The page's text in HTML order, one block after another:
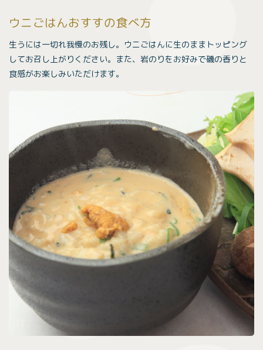
ウニごはんおすすの食べ方
生うには一切れ我慢のお残し。ウニごはんに生のままトッピング
してお召し上がりください。また、岩のりをお好みで磯の香りと
食感がお楽しみいただけます。